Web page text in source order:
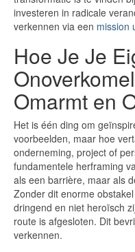
investeren in radicale
verkennen via een mission
Hoe Je Je
Omarmt en
Het is één ding om
voorbeelden, maar hoe
onderneming, project of
fundamentele herframing
als een barrière, maar als
Zonder dit enorme
dringend en niet heroïsch
route is afgesloten. Dit
verkennen.